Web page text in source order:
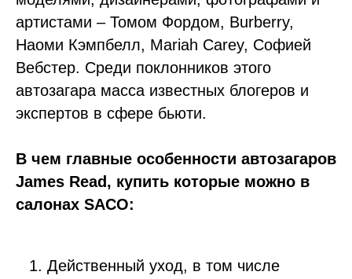
артистами – Томом Фордом, Burberry,
Наоми Кэмпбелл, Mariah Carey, Софией
Вебстер. Среди поклонников этого
автозагара масса известных блогеров и
экспертов в сфере бьюти.
В чем главные особенности автозагаров
James Read, купить которые можно в
салонах SACO:
Действенный уход, в том числе